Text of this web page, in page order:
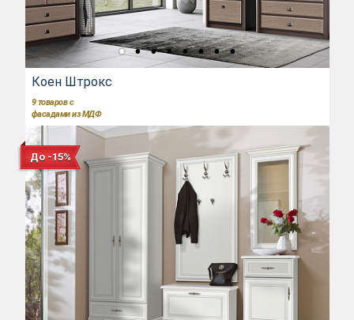
Коен Штрокс
9 товаров с
фасадами из МДФ
До -15%